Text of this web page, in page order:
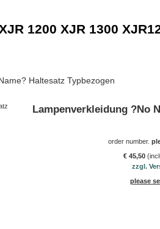
1200 XJR 1300
Haltesatz Typbezogen
Lampenverkleidung ?No
order number.
€ 45,50
zzgl.
please